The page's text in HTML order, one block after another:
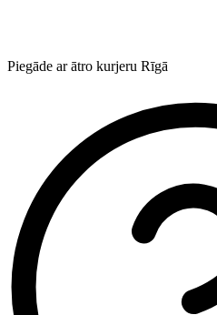
Piegāde ar ātro kurjeru Rīgā